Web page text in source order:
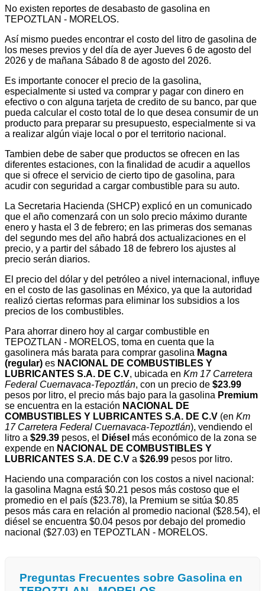
No existen reportes de desabasto de gasolina en
TEPOZTLAN - MORELOS.
Así mismo puedes encontrar el costo del litro de gasolina de
los meses previos y del día de ayer Jueves 6 de agosto del
2026 y de mañana Sábado 8 de agosto del 2026.
Es importante conocer el precio de la gasolina,
especialmente si usted va comprar y pagar con dinero en
efectivo o con alguna tarjeta de credito de su banco, par que
pueda calcular el costo total de lo que desea consumir de un
producto para preparar su presupuesto, especialmente si va
a realizar algún viaje local o por el territorio nacional.
Tambien debe de saber que productos se ofrecen en las
diferentes estaciones, con la finalidad de acudir a aquellos
que si ofrece el servicio de cierto tipo de gasolina, para
acudir con seguridad a cargar combustible para su auto.
La Secretaria Hacienda (SHCP) explicó en un comunicado
que el año comenzará con un solo precio máximo durante
enero y hasta el 3 de febrero; en las primeras dos semanas
del segundo mes del año habrá dos actualizaciones en el
precio, y a partir del sábado 18 de febrero los ajustes al
precio serán diarios.
El precio del dólar y del petróleo a nivel internacional, influye
en el costo de las gasolinas en México, ya que la autoridad
realizó ciertas reformas para eliminar los subsidios a los
precios de los combustibles.
Para ahorrar dinero hoy al cargar combustible en
TEPOZTLAN - MORELOS, toma en cuenta que la
gasolinera más barata para comprar gasolina Magna
(regular) es NACIONAL DE COMBUSTIBLES Y
LUBRICANTES S.A. DE C.V, ubicada en Km 17 Carretera
Federal Cuernavaca-Tepoztlán, con un precio de $23.99
pesos por litro, el precio más bajo para la gasolina Premium
se encuentra en la estación NACIONAL DE
COMBUSTIBLES Y LUBRICANTES S.A. DE C.V (en Km
17 Carretera Federal Cuernavaca-Tepoztlán), vendiendo el
litro a $29.39 pesos, el Diésel más económico de la zona se
expende en NACIONAL DE COMBUSTIBLES Y
LUBRICANTES S.A. DE C.V a $26.99 pesos por litro.
Haciendo una comparación con los costos a nivel nacional:
la gasolina Magna está $0.21 pesos más costoso que el
promedio en el país ($23.78), la Premium se sitúa $0.85
pesos más cara en relación al promedio nacional ($28.54), el
diésel se encuentra $0.04 pesos por debajo del promedio
nacional ($27.03) en TEPOZTLAN - MORELOS.
Preguntas Frecuentes sobre Gasolina en